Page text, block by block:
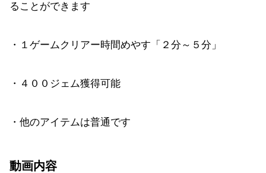
ることができます
・１ゲームクリアー時間めやす「２分～５分」
・４００ジェム獲得可能
・他のアイテムは普通です
動画内容